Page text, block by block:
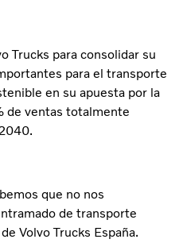
Trucks para consolidar su
para el transporte
en su apuesta por la
de ventas totalmente
que no nos
de transporte
Volvo Trucks España.